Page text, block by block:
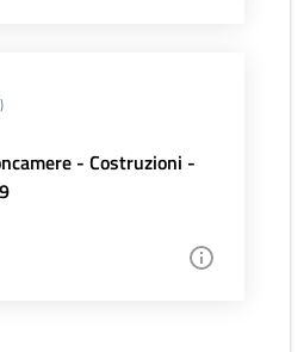
- Costruzioni -